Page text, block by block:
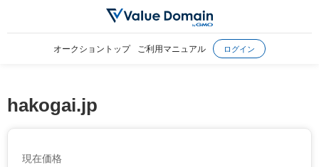
オークショントップ ご利用マニュアル ログイン
hakogai.jp
現在価格